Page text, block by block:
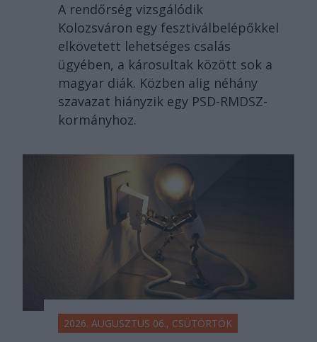
A rendőrség vizsgálódik
Kolozsváron egy fesztiválbelépőkkel
elkövetett lehetséges csalás
ügyében, a károsultak között sok a
magyar diák. Közben alig néhány
szavazat hiányzik egy PSD-RMDSZ-
kormányhoz.
2026. AUGUSZTUS 06., CSÜTÖRTÖK